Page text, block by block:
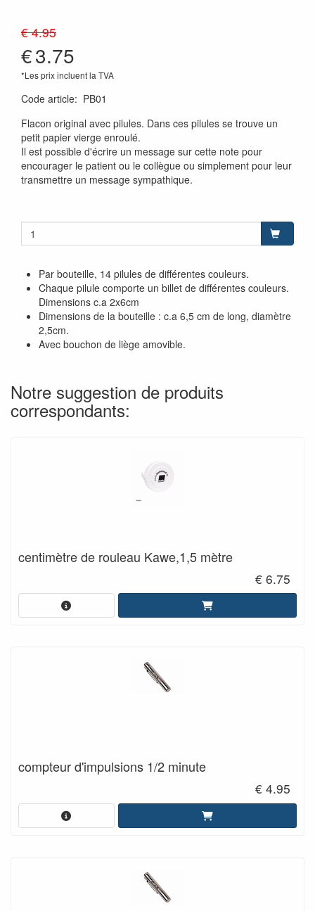
€ 4.95
€3.75
*Les prix incluent la TVA
Code article: PB01
Flacon original avec pilules. Dans ces pilules se trouve un
petit papier vierge enroulé.
Il est possible d'écrire un message sur cette note pour
encourager le patient ou le collègue ou simplement pour leur
transmettre un message sympathique.
Par bouteille, 14 pilules de différentes couleurs.
Chaque pilule comporte un billet de différentes couleurs.
Dimensions c.a 2x6cm
Dimensions de la bouteille : c.a 6,5 cm de long, diamètre
2,5cm.
Avec bouchon de liège amovible.
Notre suggestion de produits
correspondants:
centimètre de rouleau Kawe,1,5 mètre
€ 6.75
compteur d'impulsions 1/2 minute
€ 4.95